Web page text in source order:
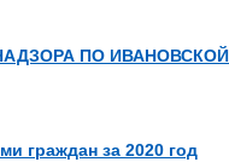
ПО
граждан за 2020 год